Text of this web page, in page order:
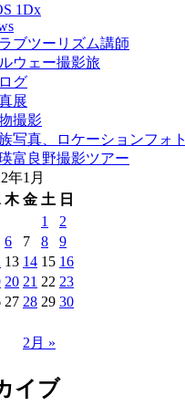
1Dx
ブツーリズム講師
ウェー撮影旅
グ
展
撮影
写真、ロケーションフォト
富良野撮影ツアー
年1月
木 金 土 日
2月 »
1
2
6 7 8
9
13 14 15 16
20 21 22 23
27 28 29 30
イブ